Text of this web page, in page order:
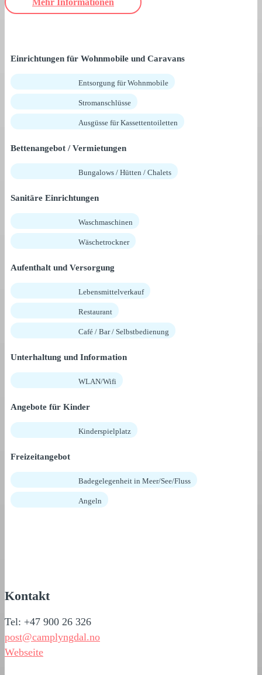
Einrichtungen für Wohnmobile und Caravans
Entsorgung für Wohnmobile
Stromanschlüsse
Ausgüsse für Kassettentoiletten
Bettenangebot / Vermietungen
Bungalows / Hütten / Chalets
Sanitäre Einrichtungen
Waschmaschinen
Wäschetrockner
Aufenthalt und Versorgung
Lebensmittelverkauf
Restaurant
Café / Bar / Selbstbedienung
Unterhaltung und Information
WLAN/Wifi
Angebote für Kinder
Kinderspielplatz
Freizeitangebot
Badegelegenheit in Meer/See/Fluss
Angeln
Kontakt
Tel: +47 900 26 326
post@camplyngdal.no
Webseite